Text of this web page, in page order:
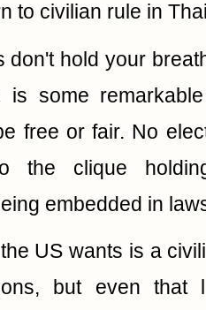
to civilian rule in
don't hold your
is some
free or fair. No
the clique
embedded in
US wants is a
but even that